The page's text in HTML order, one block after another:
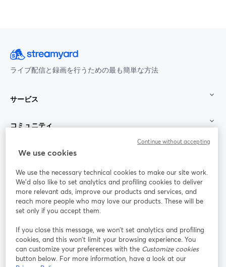
ライブ配信と録画を行うための最も簡単な方法
サービス
コミュニティ
StreamYard：
参加する
ライ
ンセ
ミナ
ー
Facebook
新しいタブで開く(Twitter)
YouTube
Instagram
新しいタブで開く
LinkedIn
新しいタブで開く
We use cookies
We use the necessary technical cookies to make our site work.
We'd also like to set analytics and profiling cookies to deliver
more relevant ads, improve our products and services, and
reach more people who may love our products. These will be
set only if you accept them.
If you close this message, we won’t set analytics and profiling
cookies, and this won’t limit your browsing experience. You
can customize your preferences with the Customize cookies
button below. For more information, have a look at our
Continue without accepting